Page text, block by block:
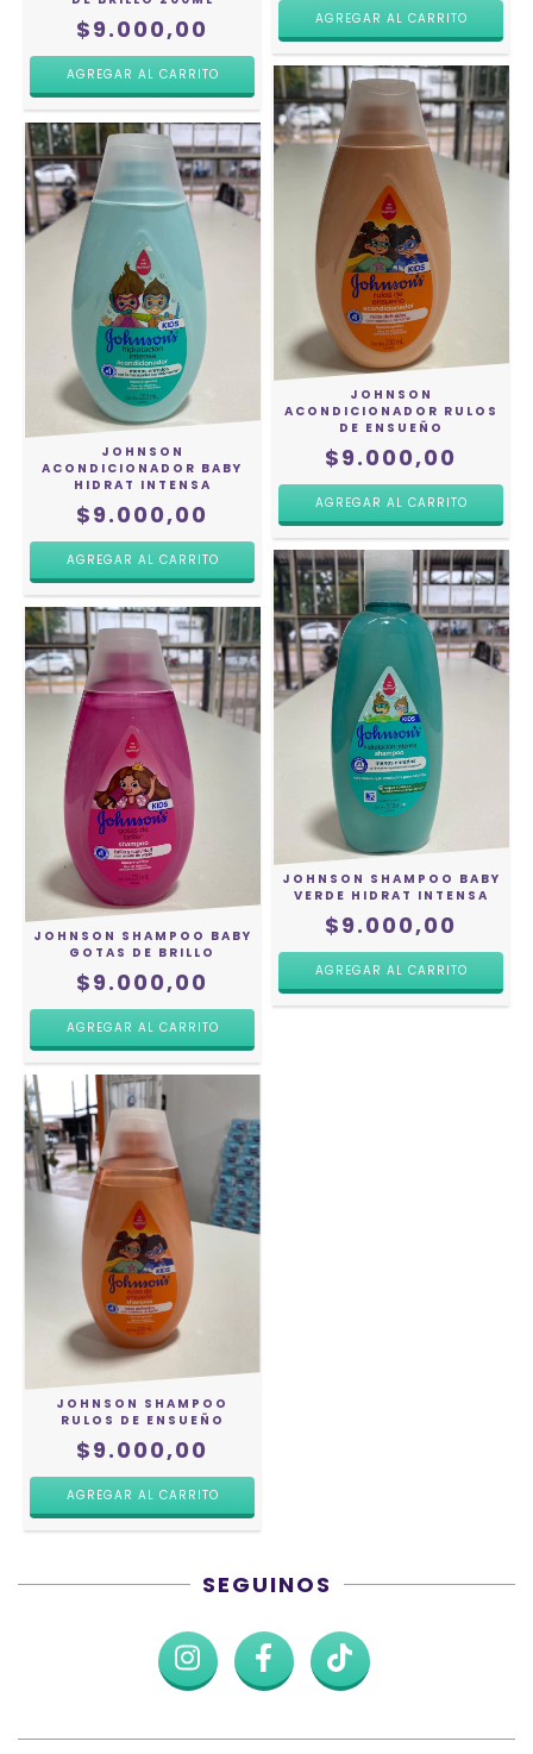
$9.000,00
JOHNSON
ACONDICIONADOR BABY
HIDRAT INTENSA
$9.000,00
JOHNSON
ACONDICIONADOR RULOS
DE ENSUEÑO
$9.000,00
JOHNSON SHAMPOO BABY
GOTAS DE BRILLO
$9.000,00
JOHNSON SHAMPOO BABY
VERDE HIDRAT INTENSA
$9.000,00
JOHNSON SHAMPOO
RULOS DE ENSUEÑO
$9.000,00
SEGUINOS